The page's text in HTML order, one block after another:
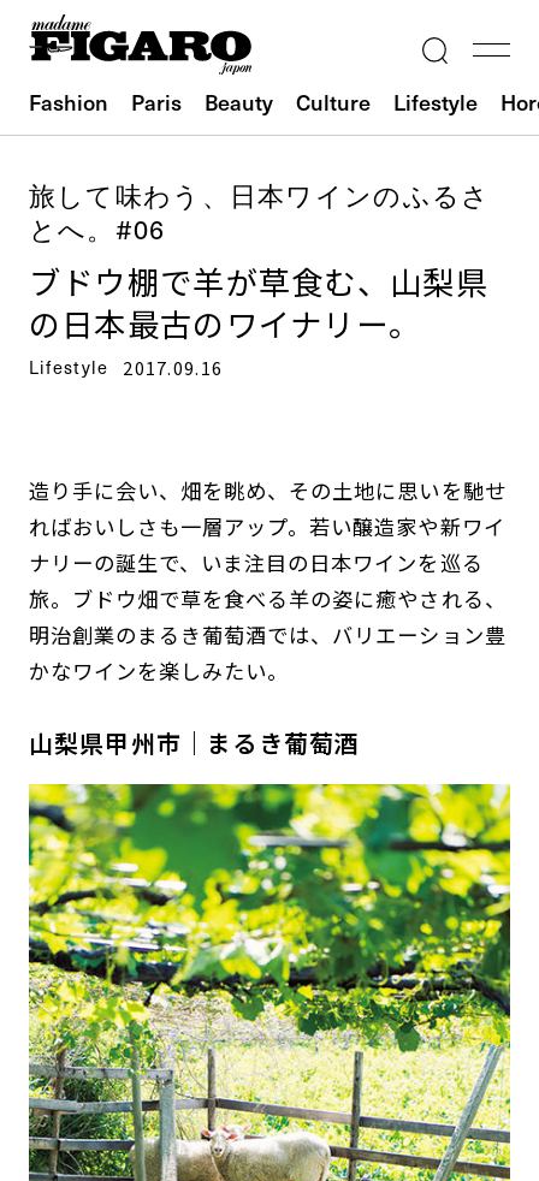
Fashion Paris Beauty Culture Lifestyle
旅して味わう、日本ワインのふるさ
とへ。#06
ブドウ棚で羊が草食む、山梨県
の日本最古のワイナリー。
Lifestyle 2017.09.16
造り手に会い、畑を眺め、その土地に思いを馳せ
ればおいしさも一層アップ。若い醸造家や新ワイ
ナリーの誕生で、いま注目の日本ワインを巡る
旅。ブドウ畑で草を食べる羊の姿に癒やされる、
明治創業のまるき葡萄酒では、バリエーション豊
かなワインを楽しみたい。
山梨県甲州市｜まるき葡萄酒